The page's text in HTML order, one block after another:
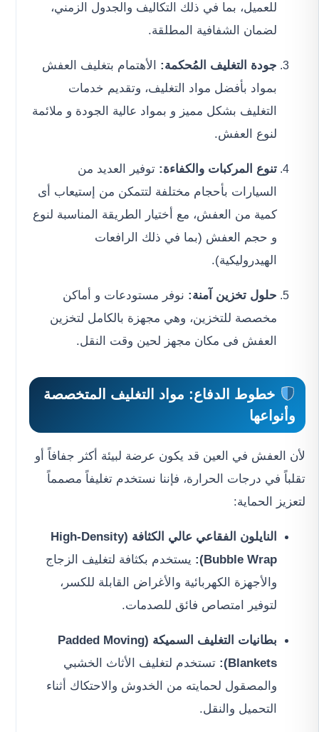
للعميل، بما في ذلك التكاليف والجدول الزمني،
لضمان الشفافية المطلقة.
جودة التغليف المُحكمة: الأهتمام بتغليف العفش
بمواد بأفضل مواد التغليف، وتقديم خدمات
التغليف بشكل مميز و بمواد عالية الجودة و ملائمة
لنوع العفش.
تنوع المركبات والكفاءة: توفير العديد من
السيارات بأحجام مختلفة لتتمكن من إستيعاب أى
كمية من العفش، مع أختيار الطريقة المناسبة لنوع
و حجم العفش (بما في ذلك الرافعات
الهيدروليكية).
حلول تخزين آمنة: نوفر مستودعات و أماكن
مخصصة للتخزين، وهي مجهزة بالكامل لتخزين
العفش فى مكان مجهز لحين وقت النقل.
خطوط الدفاع: مواد التغليف المتخصصة
وأنواعها
لأن العفش في العين قد يكون عرضة لبيئة أكثر جفافاً أو
تقلباً في درجات الحرارة، فإننا نستخدم تغليفاً مصمماً
لتعزيز الحماية:
النايلون الفقاعي عالي الكثافة (High-Density
Bubble Wrap):
يستخدم بكثافة لتغليف الزجاج
والأجهزة الكهربائية والأغراض القابلة للكسر،
لتوفير امتصاص فائق للصدمات.
بطانيات التغليف السميكة (Padded Moving
Blankets):
تستخدم لتغليف الأثاث الخشبي
والمصقول لحمايته من الخدوش والاحتكاك أثناء
التحميل والنقل.